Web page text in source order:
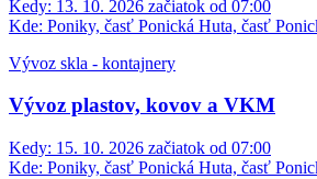
Kedy: 13. 10. 2026 začiatok od 07:00
Kde: Poniky, časť Ponická Huta, časť
Vývoz skla - kontajnery
Vývoz plastov, kovov a VKM
Kedy: 15. 10. 2026 začiatok od 07:00
Kde: Poniky, časť Ponická Huta, časť